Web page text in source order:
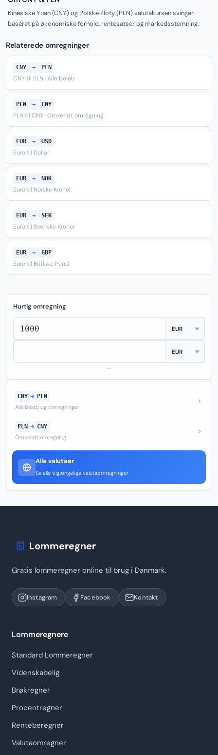
Kinesiske Yuan (CNY) og Polske Zloty (PLN) valutakursen svinger
baseret på økonomiske forhold, rentesatser og markedsstemning.
Relaterede omregninger
CNY → PLN
CNY til PLN · Alle beløb
PLN → CNY
PLN til CNY · Omvendt omregning
EUR → USD
Euro til Dollar
EUR → NOK
Euro til Norske Kroner
EUR → SEK
Euro til Svenske Kroner
EUR → GBP
Euro til Britiske Pund
Hurtig omregning
—
CNY → PLN
Alle beløb og omregninger
PLN → CNY
Omvendt omregning
Alle valutaer
Se alle tilgængelige valutaomregninger
Lommeregner
Gratis lommeregner online til brug i Danmark.
Instagram Facebook Kontakt
Lommeregnere
Standard Lommeregner
Videnskabelig
Brøkregner
Procentregner
Renteberegner
Valutaomregner